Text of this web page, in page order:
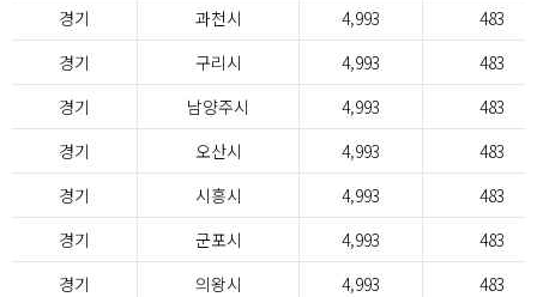
경기
과천시 4,993
483
경기
구리시 4,993
483
경기
남양주시 4,993
483
경기
오산시 4,993
483
경기
시흥시 4,993
483
경기
군포시 4,993
483
경기
의왕시 4,993
483